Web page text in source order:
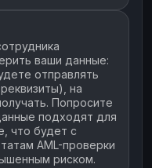
ваши данные:
отправлять
на
Попросите
подходят для
что будет с
AML-проверки
риском.